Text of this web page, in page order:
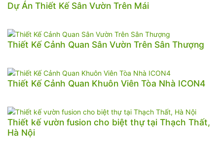
Dự Án Thiết Kế Sân Vườn Trên Mái
Thiết Kế Cảnh Quan Sân Vườn Trên Sân Thượng
Thiết Kế Cảnh Quan Khuôn Viên Tòa Nhà ICON4
Thiết kế vườn fusion cho biệt thự tại Thạch Thất,
Hà Nội